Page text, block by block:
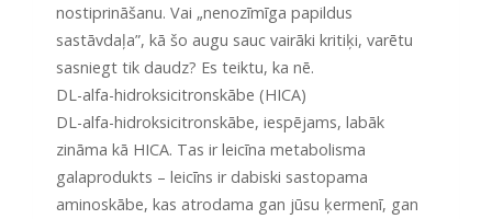
nostiprināšanu. Vai „nenozīmīga papildus
sastāvdaļa”, kā šo augu sauc vairāki kritiķi, varētu
sasniegt tik daudz? Es teiktu, ka nē.
DL-alfa-hidroksicitronskābe (HICA)
DL-alfa-hidroksicitronskābe, iespējams, labāk
zināma kā HICA. Tas ir leicīna metabolisma
galaprodukts – leicīns ir dabiski sastopama
aminoskābe, kas atrodama gan jūsu ķermenī, gan